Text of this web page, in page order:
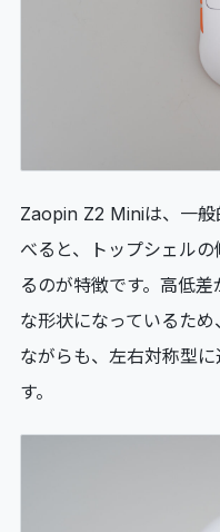
Zaopin Z2 Miniは、一般
べると、トップシェル
るのが特徴です。高低
な形状になっているた
ながらも、左右対称型
す。